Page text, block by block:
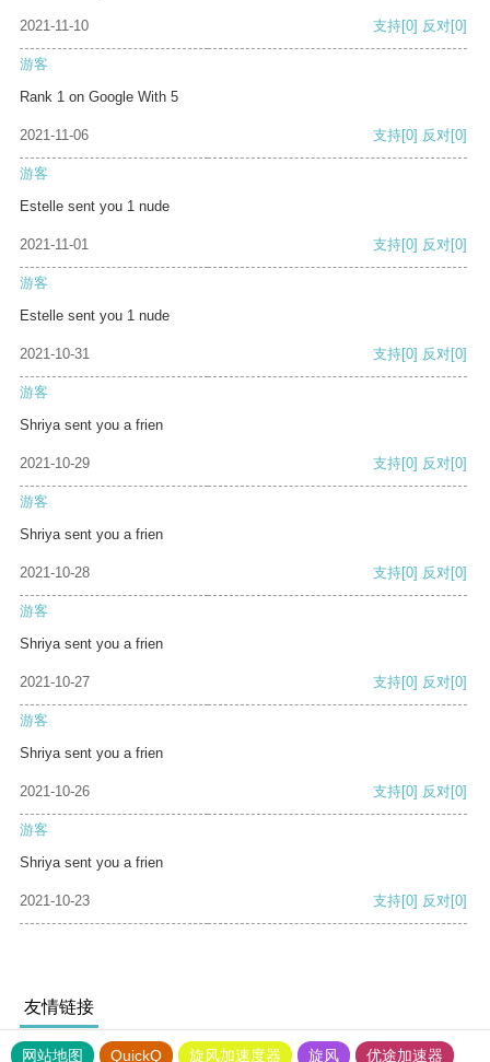
2021-11-10 支持[0] 反对[0]
游客
Rank 1 on Google With 5
2021-11-06 支持[0] 反对[0]
游客
Estelle sent you 1 nude
2021-11-01 支持[0] 反对[0]
游客
Estelle sent you 1 nude
2021-10-31 支持[0] 反对[0]
游客
Shriya sent you a frien
2021-10-29 支持[0] 反对[0]
游客
Shriya sent you a frien
2021-10-28 支持[0] 反对[0]
游客
Shriya sent you a frien
2021-10-27 支持[0] 反对[0]
游客
Shriya sent you a frien
2021-10-26 支持[0] 反对[0]
游客
Shriya sent you a frien
2021-10-23 支持[0] 反对[0]
友情链接
网站地图 QuickQ 旋风加速度器 旋风 优途加速器